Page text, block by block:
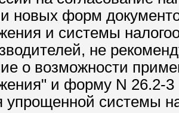
новых форм
и системы
не
о возможности
и форму N 26.2-
упрощенной системы